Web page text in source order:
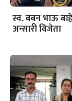
स्व. बबन भाऊ
अन्सारी विजेता